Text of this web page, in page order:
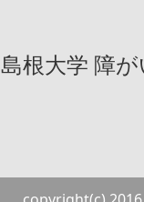
島根大学 障